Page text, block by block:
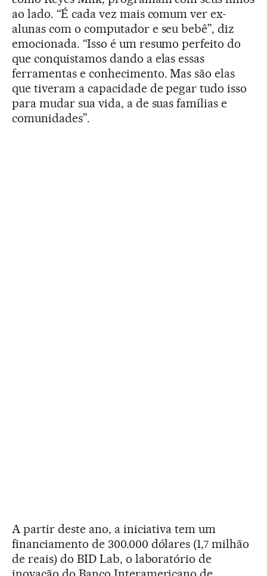
ao lado. “É cada vez mais comum ver ex-
alunas com o computador e seu bebê”, diz
emocionada. “Isso é um resumo perfeito do
que conquistamos dando a elas essas
ferramentas e conhecimento. Mas são elas
que tiveram a capacidade de pegar tudo isso
para mudar sua vida, a de suas famílias e
comunidades”.
A partir deste ano, a iniciativa tem um
financiamento de 300.000 dólares (1,7 milhão
de reais) do BID Lab, o laboratório de